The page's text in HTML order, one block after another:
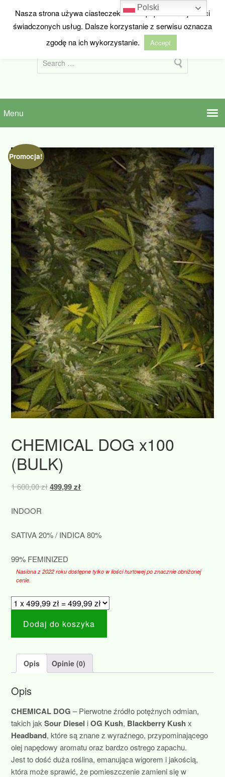
HIDEANDSEED.NL
Nasiona marihuany z Holandii
Promocja!
CHEMICAL DOG x100
(BULK)
1 600,00złPierwotna
600,00 zł.
499,99złAktualna
INDOOR
SATIVA 20% / INDICA 80%
99% FEMINIZED
Nasiona z 2022 roku dostępne tylko w ilości hurtowej po znacznie obniżonej
cenie.
Dodaj do koszyka
Opis Opinie (0)
Opis
CHEMICAL DOG – Pierwotne źródło potężnych odmian,
takich jakSour Diesel iOG Kush, Blackberry Kush x
Headband, które są znane z wyraźnego, przypominającego
olej napędowy aromatu oraz bardzo ostrego zapachu.
Jest to dość duża roślina, emanująca wigorem i jakością,
która może sprawić, że pomieszczenie zamieni się w
Nasza strona używa ciasteczek w celu poprawienia jakości
świadczonych usług. Dalsze korzystanie z serwisu oznacza
zgodę na ich wykorzystanie.
Accept
Polski